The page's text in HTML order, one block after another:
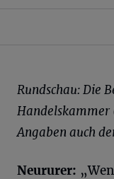
Rundschau: Die
Handelskammer
Angaben auch
Neururer: